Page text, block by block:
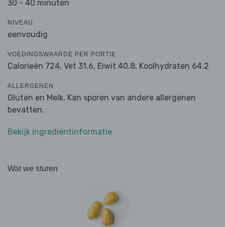
30 - 40 minuten
NIVEAU
eenvoudig
VOEDINGSWAARDE PER PORTIE
Calorieën 724, Vet 31.6, Eiwit 40.8, Koolhydraten 64.2
ALLERGENEN
Gluten en Melk. Kan sporen van andere allergenen
bevatten.
Bekijk ingrediëntinformatie
Wat we sturen